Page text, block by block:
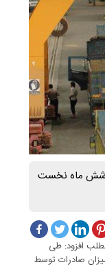
استان طی شش ماه نخست
مطلب افزود: طی
بر ۲۷ میلیون دلار بوده که این میزان صادرات توسط